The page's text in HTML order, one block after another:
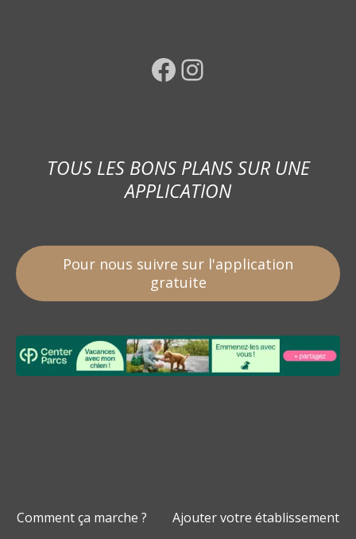
Facebook Instagram
TOUS LES BONS PLANS SUR UNE
APPLICATION
Pour nous suivre sur l'application
gratuite
Comment ça marche ?
Ajouter votre établissement